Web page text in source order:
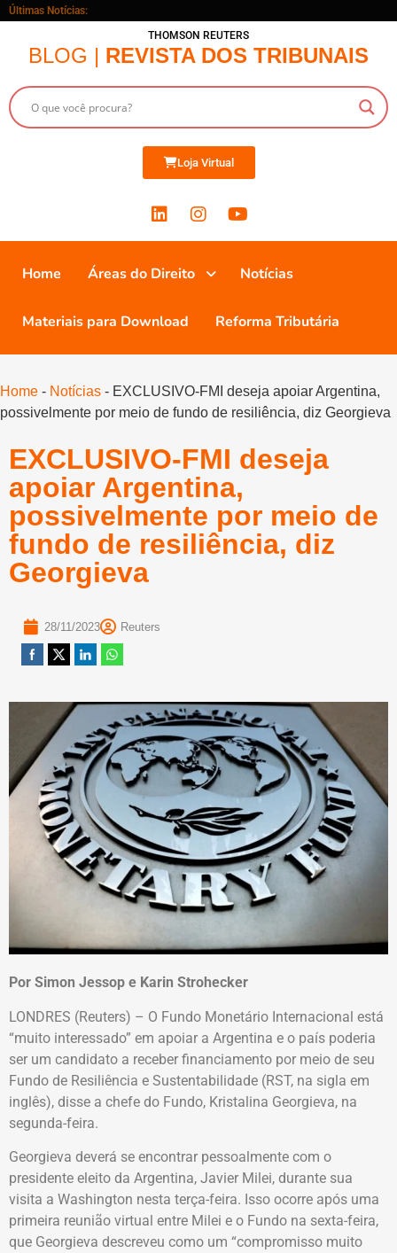
Últimas Notícias:
THOMSON REUTERS
BLOG | REVISTA DOS TRIBUNAIS
Loja Virtual
Home Áreas do Direito Notícias
Materiais para Download Reforma Tributária
Home - Notícias - EXCLUSIVO-FMI deseja apoiar Argentina,
possivelmente por meio de fundo de resiliência, diz Georgieva
EXCLUSIVO-FMI deseja
apoiar Argentina,
possivelmente por meio de
fundo de resiliência, diz
Georgieva
28/11/2023 Reuters
Por Simon Jessop e Karin Strohecker
LONDRES (Reuters) – O Fundo Monetário Internacional está
“muito interessado” em apoiar a Argentina e o país poderia
ser um candidato a receber financiamento por meio de seu
Fundo de Resiliência e Sustentabilidade (RST, na sigla em
inglês), disse a chefe do Fundo, Kristalina Georgieva, na
segunda-feira.
Georgieva deverá se encontrar pessoalmente com o
presidente eleito da Argentina, Javier Milei, durante sua
visita a Washington nesta terça-feira. Isso ocorre após uma
primeira reunião virtual entre Milei e o Fundo na sexta-feira,
que Georgieva descreveu como um “compromisso muito